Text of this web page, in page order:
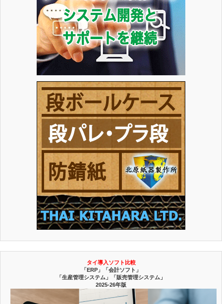
タイ導入ソフト比較
「ERP」「会計ソフト」
「生産管理システム」「販売管理システム」
2025-26年版